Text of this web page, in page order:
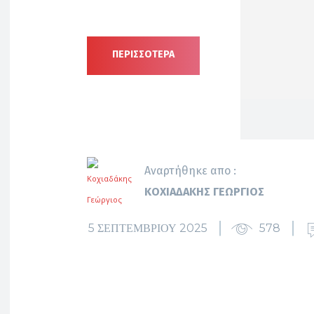
ΠΕΡΙΣΣΟΤΕΡΑ
Αναρτήθηκε απο :
ΚΟΧΙΑΔΆΚΗΣ ΓΕΏΡΓΙΟΣ
5 ΣΕΠΤΕΜΒΡΊΟΥ 2025 578